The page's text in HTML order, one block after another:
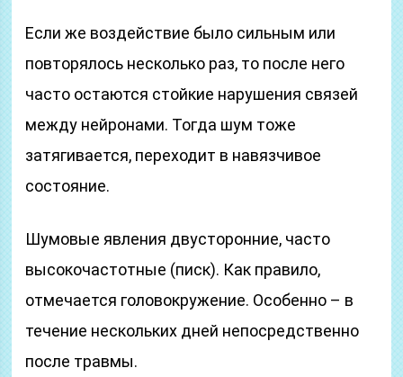
Если же воздействие было сильным или
повторялось несколько раз, то после него
часто остаются стойкие нарушения связей
между нейронами. Тогда шум тоже
затягивается, переходит в навязчивое
состояние.
Шумовые явления двусторонние, часто
высокочастотные (писк). Как правило,
отмечается головокружение. Особенно – в
течение нескольких дней непосредственно
после травмы.